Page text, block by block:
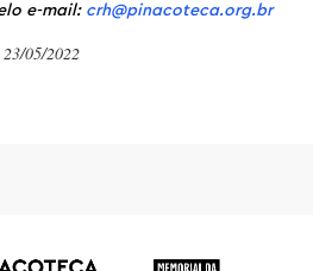
e-mail: crh@pinacoteca.org.br
05/2022